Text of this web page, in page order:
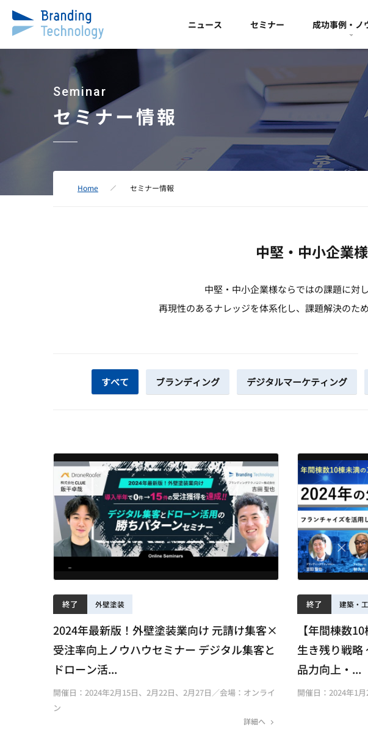
ニュース セミナー 成功事例・ノ
Seminar
セミナー情報
Home セミナー情報
中堅・中小企業
中堅・中小企業様ならではの課題に対し
再現性のあるナレッジを体系化し、課題解決のた
すべて ブランディング デジタルマーケティング
終了 外壁塗装
2024年最新版！外壁塗装業向け 元請け集客×
受注率向上ノウハウセミナー デジタル集客と
ドローン活...
開催日：2024年2月15日、2月22日、2月27日／会場：オンライ
ン
詳細へ
終了 建築・
【年間棟数
生き残り戦略
品力向上・...
開催日：2024年1